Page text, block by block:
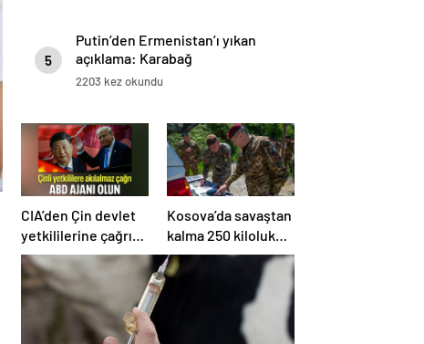
5
Putin’den Ermenistan’ı yıkan
açıklama: Karabağ
Azerbaycan’ın ayrılmaz bir
2203 kez okundu
CIA’den Çin devlet
yetkililerine çağrı:
ABD ajanı olun
Kosova’da savaştan
kalma 250 kiloluk
bomba imha edildi